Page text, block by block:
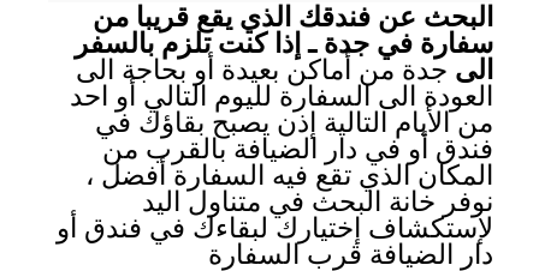
البحث عن فندقك الذي يقع قريبا من
سفارة في جدة ـ إذا كنت تلزم بالسفر
الى جدة من أماكن بعيدة أو بحاجة الى
العودة الى السفارة لليوم التالي أو احد
من الأيام التالية إذن يصبح بقاؤك في
فندق أو في دار الضيافة بالقرب من
المكان الذي تقع فيه السفارة أفضل ،
نوفر خانة البحث في متناول اليد
لإستكشاف إختيارك لبقاءك في فندق أو
دار الضيافة قرب السفارة